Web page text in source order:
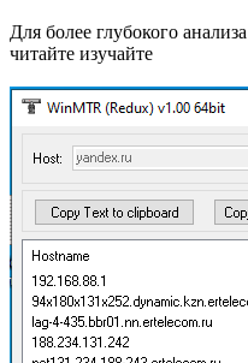
Для более глубокого
читайте изучайте